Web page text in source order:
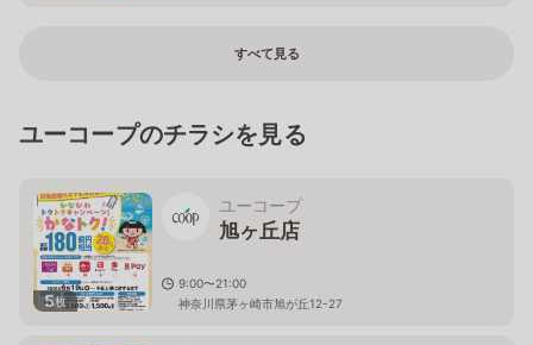
すべて見る
ユーコープのチラシを見る
5枚
ユーコープ
旭ヶ丘店
9:00〜21:00
神奈川県茅ヶ崎市旭が丘12-27